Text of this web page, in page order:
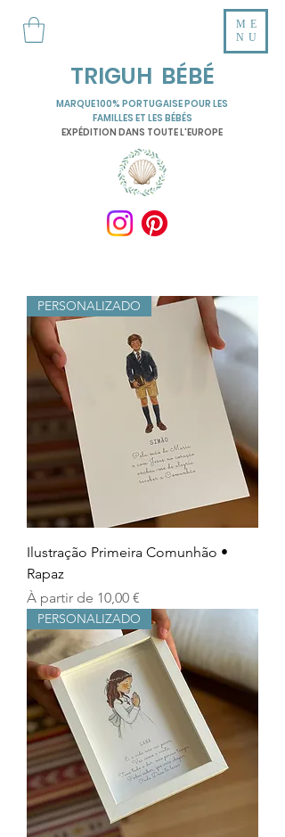
TRIGUH BÉBÉ
ME
NU
MARQUE 100% PORTUGAISE POUR LES
FAMILLES ET LES BÉBÉS
EXPÉDITION DANS TOUTE L'EUROPE
PERSONALIZADO
Ilustração Primeira Comunhão •
Rapaz
À partir de 10,00 €
Prix promotionnel
PERSONALIZADO